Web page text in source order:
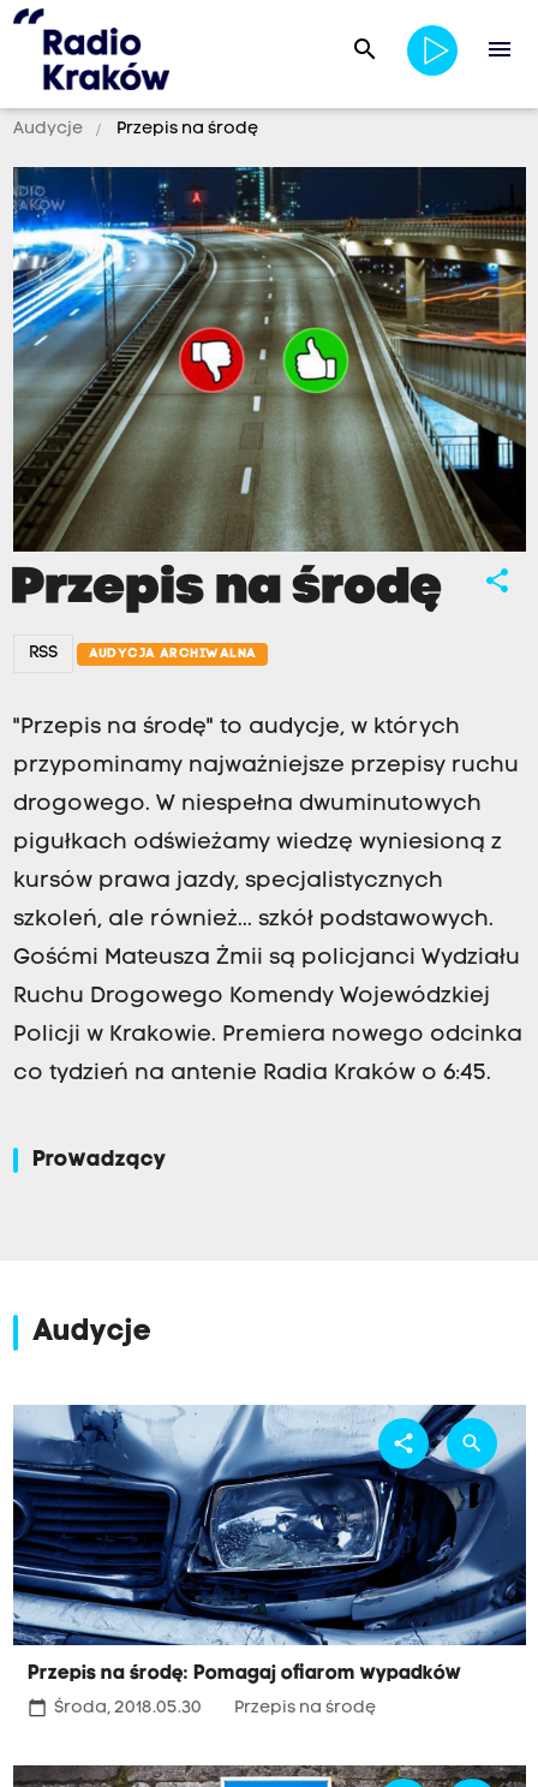
search menu
Audycje Przepis na środę
share
Przepis na środę
RSS AUDYCJA ARCHIWALNA
"Przepis na środę" to audycje, w których
przypominamy najważniejsze przepisy ruchu
drogowego. W niespełna dwuminutowych
pigułkach odświeżamy wiedzę wyniesioną z
kursów prawa jazdy, specjalistycznych
szkoleń, ale również... szkół podstawowych.
Gośćmi Mateusza Żmii są policjanci Wydziału
Ruchu Drogowego Komendy Wojewódzkiej
Policji w Krakowie. Premiera nowego odcinka
co tydzień na antenie Radia Kraków o 6:45.
Prowadzący
Audycje
Przepis na środę: Pomagaj ofiarom wypadków
calendar_today Środa, 2018.05.30 Przepis na środę
share search